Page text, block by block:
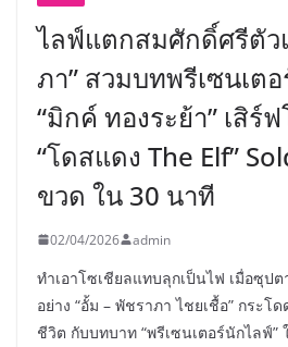
ไลฟ์แตกสมศักดิ์ศรีตัว
ภา” สวมบทพรีเซนเต
“มิกค์ ทองระย้า” เสิร์
“โดสแดง The Elf”
ขวด ใน 30 นาที
02/04/2026 admin
ทำเอาโซเชียลแทบลุกเป็นไฟ เมื่อซุปต
อย่าง “อั้ม – พัชราภา ไชยเชื้อ” กระ
ชีวิต กับบทบาท “พรีเซนเตอร์นักไลฟ์”